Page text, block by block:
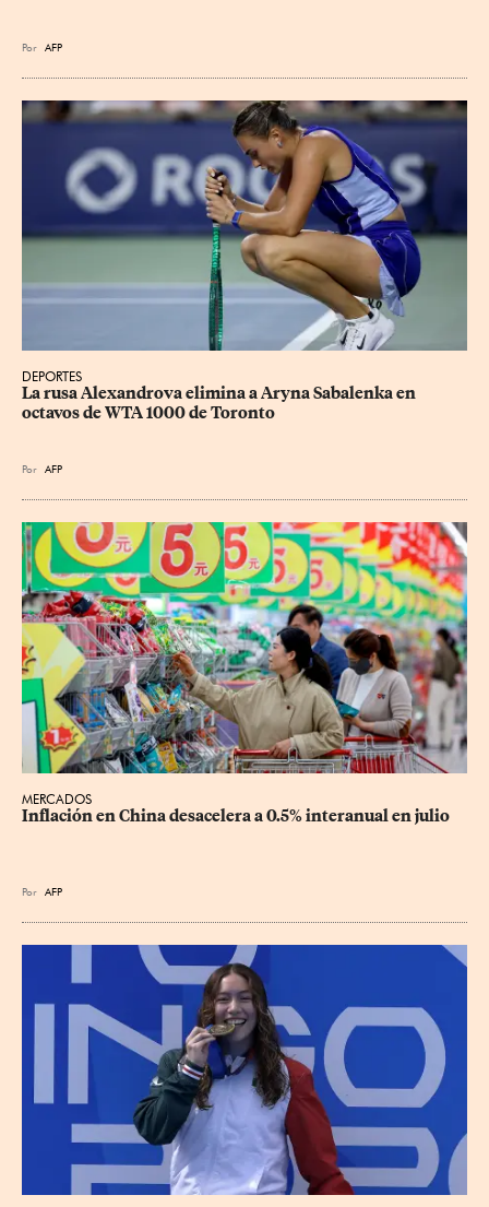
Por AFP
DEPORTES
La rusa Alexandrova elimina a Aryna Sabalenka en
octavos de WTA 1000 de Toronto
Por AFP
MERCADOS
Inflación en China desacelera a 0.5% interanual en julio
Por AFP